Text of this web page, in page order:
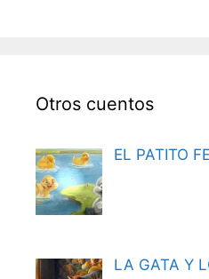
Otros cuentos
EL PATITO
LA GATA Y